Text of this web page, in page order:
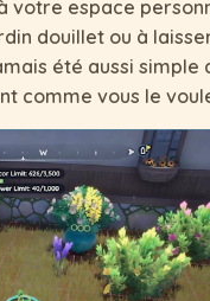
espace
douillet ou à
été aussi simple
comme vous le